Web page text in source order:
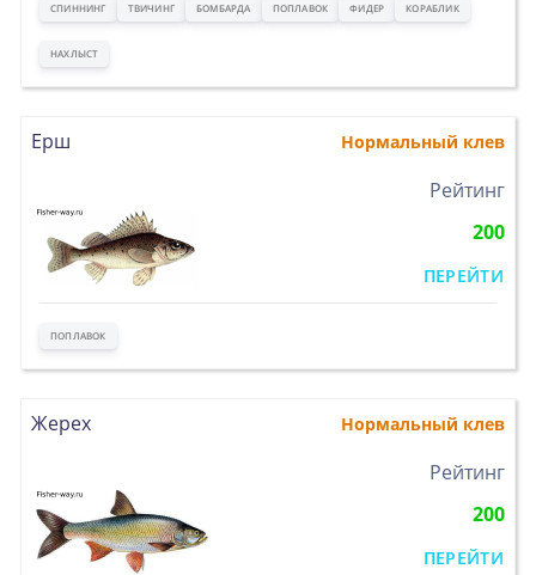
СПИННИНГ ТВИЧИНГ БОМБАРДА ПОПЛАВОК ФИДЕР КОРАБЛИК
НАХЛЫСТ
Ерш Нормальный клев
Рейтинг
200
ПЕРЕЙТИ
ПОПЛАВОК
Жерех Нормальный клев
Рейтинг
200
ПЕРЕЙТИ